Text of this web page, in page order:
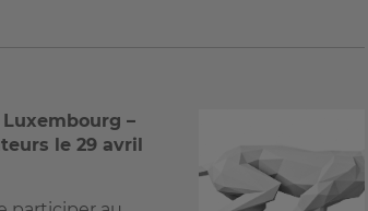
–
le 29 avril